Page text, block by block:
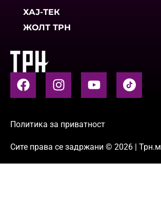
ХАЈ-ТЕК
ЖОЛТ ТРН
Политика за приватност
Сите права се задржани © 2026 |